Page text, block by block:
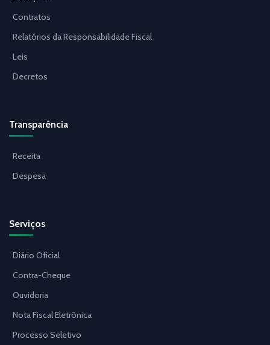
Contratos
Relatórios da Responsabilidade Fiscal
Leis
Decretos
Transparência
Receita
Despesa
Serviços
Diário Oficial
Contra-Cheque
Ouvidoria
Nota Fiscal Eletrônica
Processo Seletivo